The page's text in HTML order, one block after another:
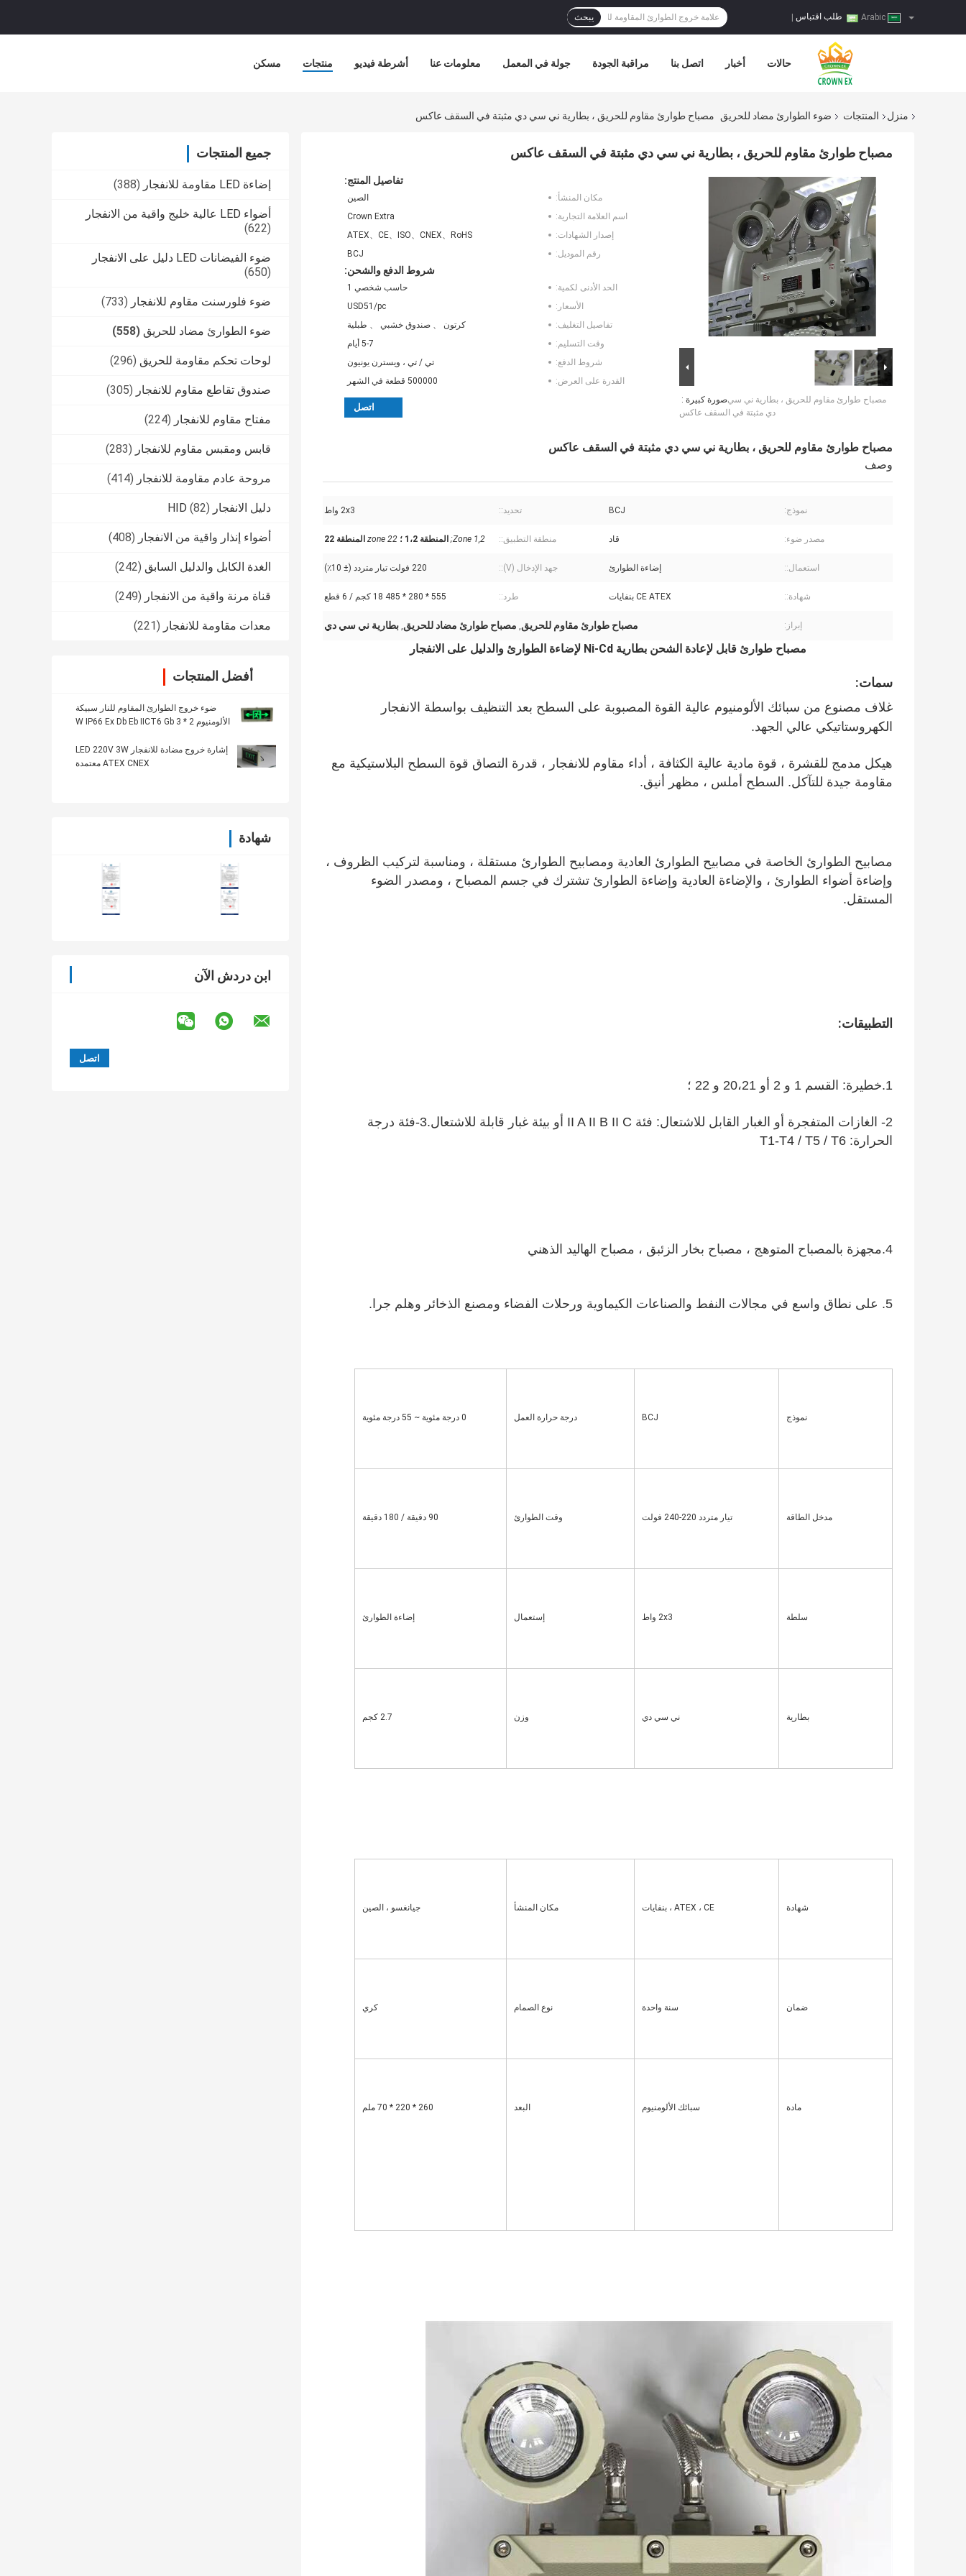
طلب اقتباس يبحث
مسكن منتجات أشرطة فيديو معلومات عنا جولة في المعمل مراقبة الجودة اتصل بنا أخبار حالات
منزل المنتجات ضوء الطوارئ مضاد للحريق مصباح طوارئ مقاوم للحريق ، بطارية ني سي دي مثبتة في السقف عاكس
جميع المنتجات
إضاءة LED مقاومة للانفجار (388)
أضواء LED عالية خليج واقية من الانفجار
(622)
ضوء الفيضانات LED دليل على الانفجار
(650)
ضوء فلورسنت مقاوم للانفجار (733)
ضوء الطوارئ مضاد للحريق (558)
لوحات تحكم مقاومة للحريق (296)
صندوق تقاطع مقاوم للانفجار (305)
مفتاح مقاوم للانفجار (224)
قابس ومقبس مقاوم للانفجار (283)
مروحة عادم مقاومة للانفجار (414)
دليل الانفجار HID (82)
أضواء إنذار واقية من الانفجار (408)
الغدة الكابل والدليل السابق (242)
قناة مرنة واقية من الانفجار (249)
معدات مقاومة للانفجار (221)
أفضل المنتجات
ضوء خروج الطوارئ المقاوم للنار سبيكة
الألومنيوم 2 * 3 W IP66 Ex Db Eb IICT6 Gb
إشارة خروج مضادة للانفجار LED 220V 3W
ATEX CNEX معتمدة
شهادة
ابن دردش الآن
مصباح طوارئ مقاوم للحريق ، بطارية ني سي دي مثبتة في السقف عاكس
صورة كبيرة :مصباح طوارئ مقاوم للحريق ، بطارية ني سي
دي مثبتة في السقف عاكس
تفاصيل المنتج:
مكان المنشأ:
الصين
اسم العلامة التجارية:
Crown Extra
إصدار الشهادات:
ATEX、CE、ISO、CNEX、RoHS
رقم الموديل:
BCJ
شروط الدفع والشحن:
الحد الأدنى لكمية:
حاسب شخصي 1
الأسعار:
USD51/pc
تفاصيل التغليف:
كرتون 、 صندوق خشبي 、 طبلية
وقت التسليم:
5-7 أيام
شروط الدفع:
تي / تي ، ويسترن يونيون
القدرة على العرض:
500000 قطعة في الشهر
اتصل
مصباح طوارئ مقاوم للحريق ، بطارية ني سي دي مثبتة في السقف عاكس
وصف
نموذج: BCJ تحديد:: 2x3 واط
مصدر ضوء: قاد منطقة التطبيق:: Zone 1,2; المنطقة 1،2 ؛ zone 22 المنطقة 22
استعمال:: إضاءة الطوارئ جهد الإدخال (V):: 220 فولت تيار متردد (± 10٪)
شهادة:: CE ATEX بنفايات طرد:: 555 * 280 * 485 18 كجم / 6 قطع
إبراز: مصباح طوارئ مقاوم للحريق, مصباح طوارئ مضاد للحريق, بطارية ني سي دي
مصباح طوارئ قابل لإعادة الشحن بطارية Ni-Cd لإضاءة الطوارئ والدليل على الانفجار
سمات:
الكهروستاتيكي عالي الجهد.
مقاومة جيدة للتآكل. السطح أملس ، مظهر أنيق.
المستقل.
التطبيقات:
1.خطيرة: القسم 1 و 2 أو 20،21 و 22 ؛
الحرارة: T1-T4 / T5 / T6
4.مجهزة بالمصباح المتوهج ، مصباح بخار الزئبق ، مصباح الهاليد الذهني
5. على نطاق واسع في مجالات النفط والصناعات الكيماوية ورحلات الفضاء ومصنع الذخائر وهلم جرا.
نموذج BCJ درجة حرارة العمل 0 درجة مئوية ~ 55 درجة مئوية
مدخل الطاقة تيار متردد 220-240 فولت وقت الطوارئ 90 دقيقة / 180 دقيقة
سلطة 2x3 واط إستعمال إضاءة الطوارئ
بطارية ني سي دي وزن 2.7 كجم
شهادة ATEX ، CE ، بنفايات مكان المنشأ جيانغسو ، الصين
ضمان سنة واحدة نوع الصمام كري
مادة سبائك الألومنيوم البعد 260 * 220 * 70 ملم